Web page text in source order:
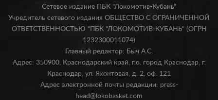
Сетевое издание ПБК "Локомотив-Кубань"
Учредитель сетевого издания ОБЩЕСТВО С ОГРАНИЧЕННОЙ
ОТВЕТСТВЕННОСТЬЮ "ПБК "ЛОКОМОТИВ-КУБАНЬ" (ОГРН
1232300011074)
Главный редактор: Быч А.С.
Адрес: 350900, Краснодарский край, г.о. город Краснодар, г.
Краснодар, ул. Яхонтовая, д. 2, оф. 121
Адрес электронной почты редакции: press-
head@lokobasket.com